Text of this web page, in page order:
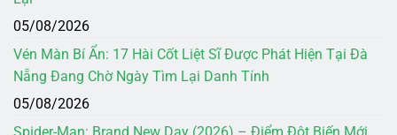
05/08/2026
Vén Màn Bí Ẩn: 17 Hài Cốt Liệt Sĩ Được Phát Hiện Tại Đà
Nẵng Đang Chờ Ngày Tìm Lại Danh Tính
05/08/2026